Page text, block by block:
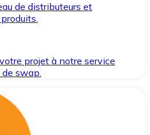
de distributeurs et
projet à notre service
swap.